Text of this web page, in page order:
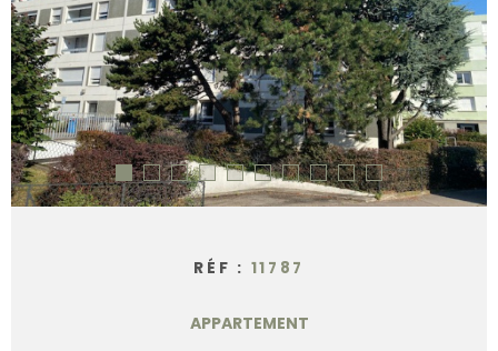
CONTACT
RÉF : 11787
APPARTEMENT